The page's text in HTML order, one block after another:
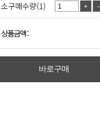
구매수량(1) + -
품금액 :
바로구매